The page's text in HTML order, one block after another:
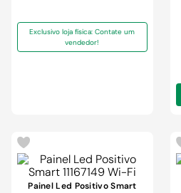
Exclusivo loja física: Contate um
vendedor!
Painel Led Positivo Smart